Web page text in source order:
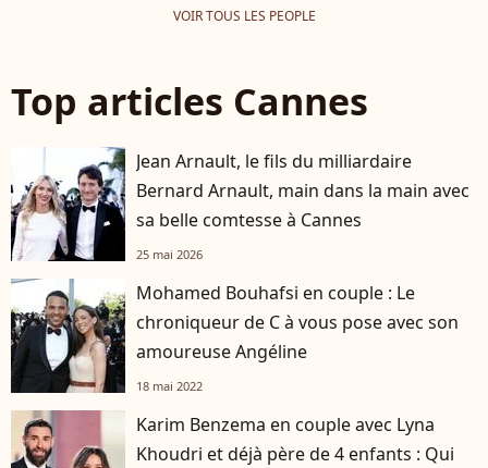
VOIR TOUS LES PEOPLE
Top articles Cannes
Jean Arnault, le fils du milliardaire
Bernard Arnault, main dans la main avec
sa belle comtesse à Cannes
25 mai 2026
Mohamed Bouhafsi en couple : Le
chroniqueur de C à vous pose avec son
amoureuse Angéline
18 mai 2022
Karim Benzema en couple avec Lyna
Khoudri et déjà père de 4 enfants : Qui